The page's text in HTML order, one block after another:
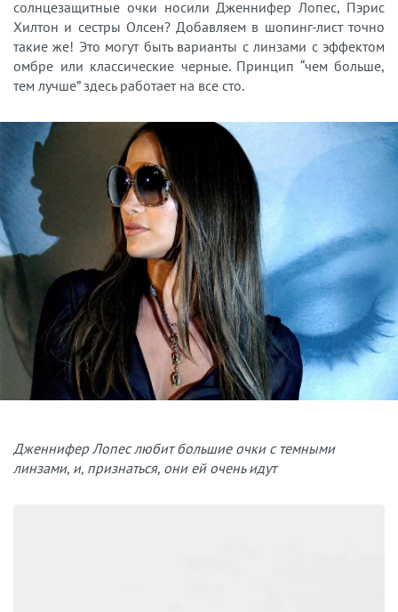
солнцезащитные очки носили Дженнифер Лопес, Пэрис
Хилтон и сестры Олсен? Добавляем в шопинг-лист точно
такие же! Это могут быть варианты с линзами с эффектом
омбре или классические черные. Принцип “чем больше,
тем лучше” здесь работает на все сто.
Дженнифер Лопес любит большие очки с темными
линзами, и, признаться, они ей очень идут